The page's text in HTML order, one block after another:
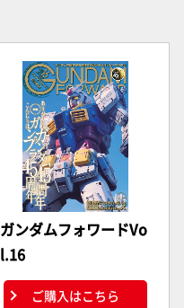
ガンダムフォワードVo
l.16
ご購入はこちら